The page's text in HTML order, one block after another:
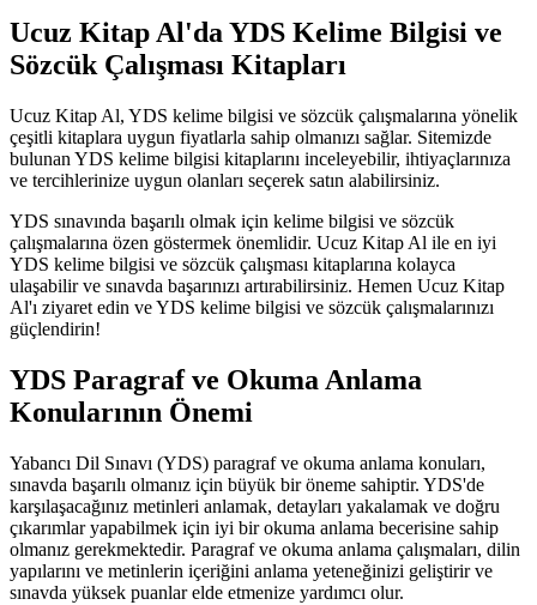
Ucuz Kitap Al'da YDS Kelime Bilgisi ve
Sözcük Çalışması Kitapları
Ucuz Kitap Al, YDS kelime bilgisi ve sözcük çalışmalarına yönelik
çeşitli kitaplara uygun fiyatlarla sahip olmanızı sağlar. Sitemizde
bulunan YDS kelime bilgisi kitaplarını inceleyebilir, ihtiyaçlarınıza
ve tercihlerinize uygun olanları seçerek satın alabilirsiniz.
YDS sınavında başarılı olmak için kelime bilgisi ve sözcük
çalışmalarına özen göstermek önemlidir. Ucuz Kitap Al ile en iyi
YDS kelime bilgisi ve sözcük çalışması kitaplarına kolayca
ulaşabilir ve sınavda başarınızı artırabilirsiniz. Hemen Ucuz Kitap
Al'ı ziyaret edin ve YDS kelime bilgisi ve sözcük çalışmalarınızı
güçlendirin!
YDS Paragraf ve Okuma Anlama
Konularının Önemi
Yabancı Dil Sınavı (YDS) paragraf ve okuma anlama konuları,
sınavda başarılı olmanız için büyük bir öneme sahiptir. YDS'de
karşılaşacağınız metinleri anlamak, detayları yakalamak ve doğru
çıkarımlar yapabilmek için iyi bir okuma anlama becerisine sahip
olmanız gerekmektedir. Paragraf ve okuma anlama çalışmaları, dilin
yapılarını ve metinlerin içeriğini anlama yeteneğinizi geliştirir ve
sınavda yüksek puanlar elde etmenize yardımcı olur.